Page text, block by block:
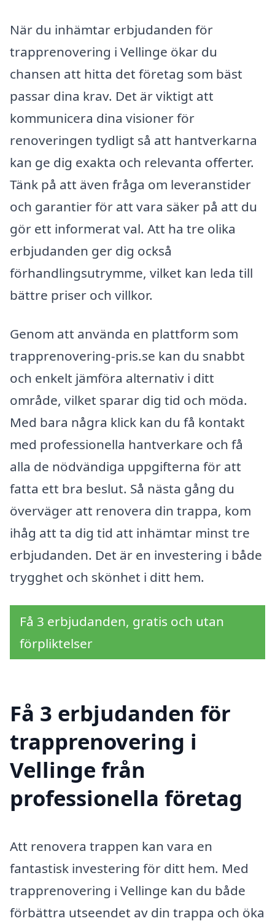
När du inhämtar erbjudanden för
trapprenovering i Vellinge ökar du
chansen att hitta det företag som bäst
passar dina krav. Det är viktigt att
kommunicera dina visioner för
renoveringen tydligt så att hantverkarna
kan ge dig exakta och relevanta offerter.
Tänk på att även fråga om leveranstider
och garantier för att vara säker på att du
gör ett informerat val. Att ha tre olika
erbjudanden ger dig också
förhandlingsutrymme, vilket kan leda till
bättre priser och villkor.
Genom att använda en plattform som
trapprenovering-pris.se kan du snabbt
och enkelt jämföra alternativ i ditt
område, vilket sparar dig tid och möda.
Med bara några klick kan du få kontakt
med professionella hantverkare och få
alla de nödvändiga uppgifterna för att
fatta ett bra beslut. Så nästa gång du
överväger att renovera din trappa, kom
ihåg att ta dig tid att inhämtar minst tre
erbjudanden. Det är en investering i både
trygghet och skönhet i ditt hem.
Få 3 erbjudanden, gratis och utan
förpliktelser
Få 3 erbjudanden för
trapprenovering i
Vellinge från
professionella företag
Att renovera trappen kan vara en
fantastisk investering för ditt hem. Med
trapprenovering i Vellinge kan du både
förbättra utseendet av din trappa och öka